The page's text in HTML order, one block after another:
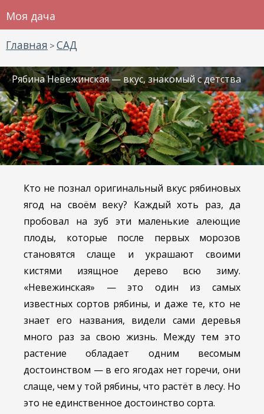
Моя дача
Главная > САД
Рябина Невежинская — вкус, знакомый с детства
Кто не познал оригинальный вкус рябиновых
ягод на своём веку? Каждый хоть раз, да
пробовал на зуб эти маленькие алеющие
плоды, которые после первых морозов
становятся слаще и украшают своими
кистями изящное дерево всю зиму.
«Невежинская» — это один из самых
известных сортов рябины, и даже те, кто не
знает его названия, видели сами деревья
много раз за свою жизнь. Между тем это
растение обладает одним весомым
достоинством — в его ягодах нет горечи, они
слаще, чем у той рябины, что растёт в лесу. Но
это не единственное достоинство сорта.